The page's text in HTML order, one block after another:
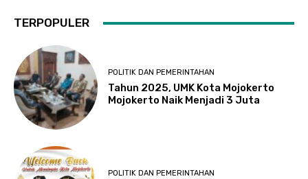
TERPOPULER
POLITIK DAN PEMERINTAHAN
Tahun 2025, UMK Kota Mojokerto
Mojokerto Naik Menjadi 3 Juta
POLITIK DAN PEMERINTAHAN